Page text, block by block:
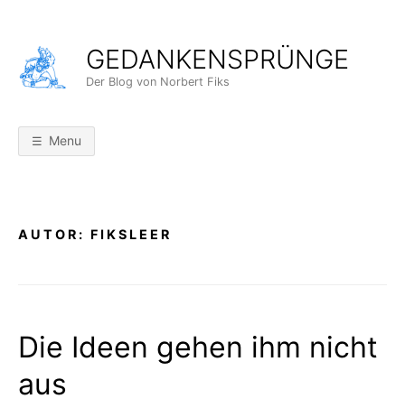
content
GEDANKENSPRÜNGE
Der Blog von Norbert Fiks
Menu
AUTOR: FIKSLEER
Die Ideen gehen ihm nicht
aus